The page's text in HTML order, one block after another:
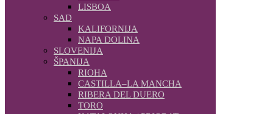
LISBOA
SAD
KALIFORNIJA
NAPA DOLINA
SLOVENIJA
ŠPANIJA
RIOHA
CASTILLA–LA MANCHA
RIBERA DEL DUERO
TORO